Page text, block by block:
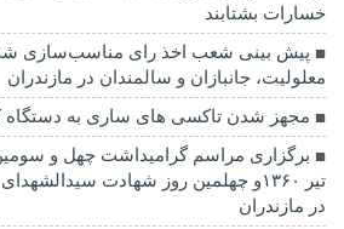
خسارات بشتابند
پیش بینی شعب اخذ رای مناسب‌سازی شده
معلولیت، جانبازان و سالمندان در مازندران
مجهز شدن تاکسی های ساری به دستگاه
برگزاری مراسم گرامیداشت چهل و
تیر ۱۳۶۰و چهلمین روز شهادت
در مازندران